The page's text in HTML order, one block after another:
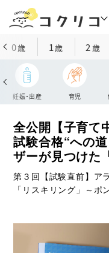
0歳 1歳 2 歳
妊娠・出産 育児
全公開【子育て
試験合格“への
ザーが見つけた
第３回【試験直前】ア
「リスキリング」～ポ